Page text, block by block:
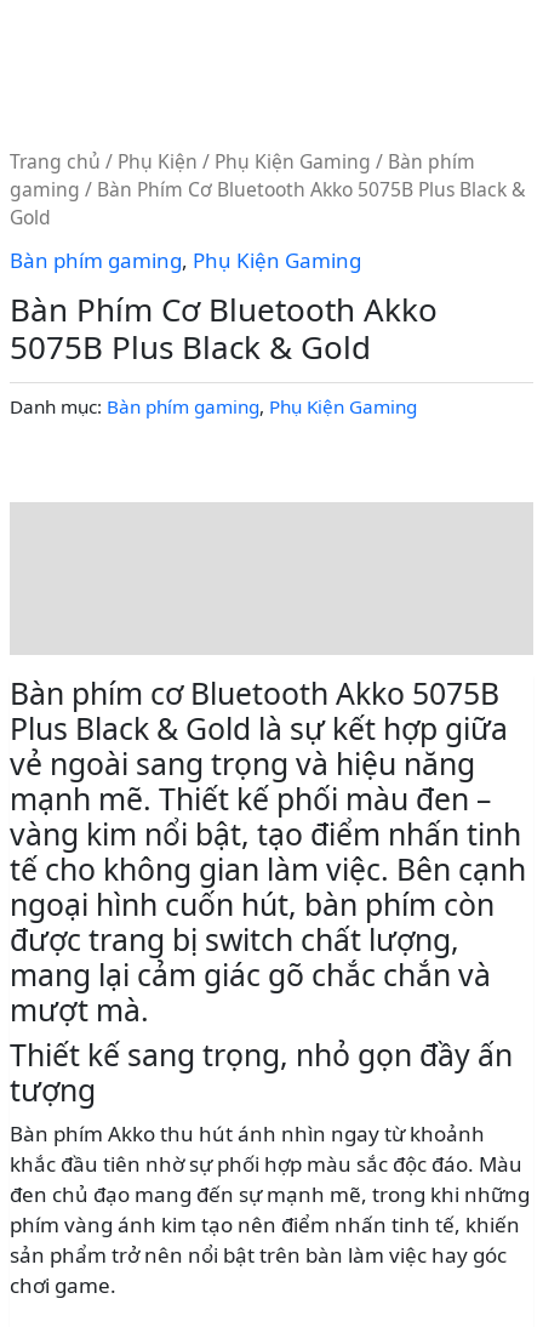
Trang chủ / Phụ Kiện / Phụ Kiện Gaming / Bàn phím
gaming / Bàn Phím Cơ Bluetooth Akko 5075B Plus Black &
Gold
Bàn phím gaming, Phụ Kiện Gaming
Bàn Phím Cơ Bluetooth Akko
5075B Plus Black & Gold
Danh mục: Bàn phím gaming, Phụ Kiện Gaming
Bàn phím cơ Bluetooth Akko 5075B
Plus Black & Gold là sự kết hợp giữa
vẻ ngoài sang trọng và hiệu năng
mạnh mẽ. Thiết kế phối màu đen –
vàng kim nổi bật, tạo điểm nhấn tinh
tế cho không gian làm việc. Bên cạnh
ngoại hình cuốn hút, bàn phím còn
được trang bị switch chất lượng,
mang lại cảm giác gõ chắc chắn và
mượt mà.
Thiết kế sang trọng, nhỏ gọn đầy ấn
tượng
Bàn phím Akko thu hút ánh nhìn ngay từ khoảnh
khắc đầu tiên nhờ sự phối hợp màu sắc độc đáo. Màu
đen chủ đạo mang đến sự mạnh mẽ, trong khi những
phím vàng ánh kim tạo nên điểm nhấn tinh tế, khiến
sản phẩm trở nên nổi bật trên bàn làm việc hay góc
chơi game.